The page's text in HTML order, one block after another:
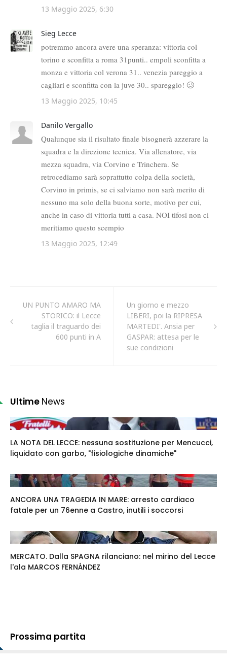
UN PUNTO AMARO MA
STORICO: il Lecce
taglia il traguardo dei
600 punti in A
Un giorno e mezzo
LIBERI, poi la RIPRESA
MARTEDI'. Ansia per
GASPAR: attesa per le
sue condizioni
Ultime News
LA NOTA DEL LECCE: nessuna sostituzione per Mencucci,
liquidato con garbo, "fisiologiche dinamiche"
ANCORA UNA TRAGEDIA IN MARE: arresto cardiaco
fatale per un 76enne a Castro, inutili i soccorsi
MERCATO. Dalla SPAGNA rilanciano: nel mirino del Lecce
l'ala MARCOS FERNÁNDEZ
Prossima partita